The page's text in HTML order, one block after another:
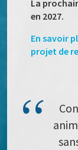
La
en 2027.
En savoir
projet de